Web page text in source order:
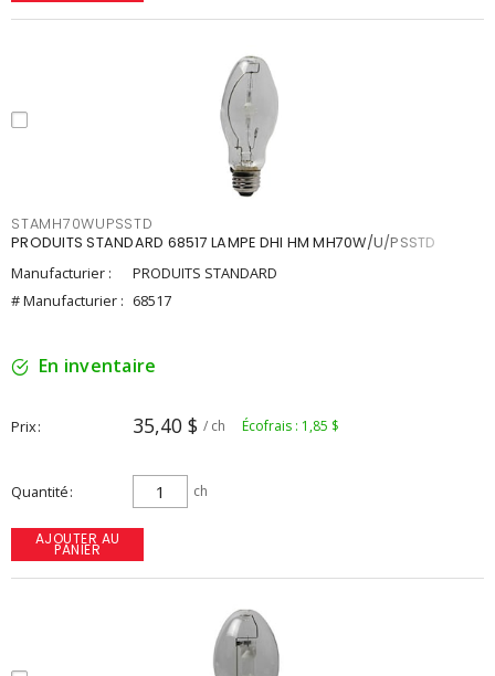
STAMH70WUPSSTD
PRODUITS STANDARD 68517 LAMPE DHI HM MH70W/U/PSSTD
Manufacturier :
PRODUITS STANDARD
# Manufacturier : 68517
En inventaire
Prix 35,40 $ / ch Écofrais : 1,85 $
Quantité ch
AJOUTER AU
PANIER